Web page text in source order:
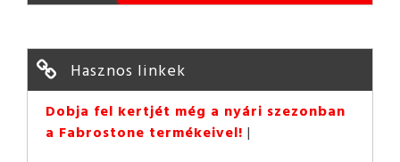
Hasznos linkek
Dobja fel kertjét még a nyári szezonban
a Fabrostone termékeivel!